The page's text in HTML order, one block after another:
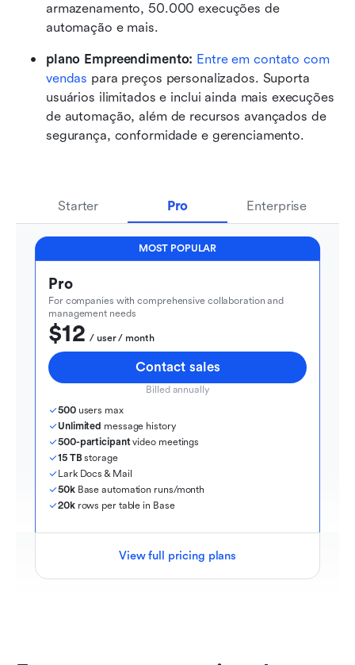
armazenamento, 50.000 execuções de
automação e mais.
plano Empreendimento: Entre em contato com
vendas para preços personalizados. Suporta
usuários ilimitados e inclui ainda mais execuções
de automação, além de recursos avançados de
segurança, conformidade e gerenciamento.
Starter Pro Enterprise
MOST POPULAR
Pro
For companies with comprehensive collaboration and
management needs
$12
  / user / month
Contact sales
Billed annually
500 users max
Unlimited message history
500-participant video meetings
15 TB storage
Lark Docs & Mail
50k Base automation runs/month
20k rows per table in Base
View full pricing plans